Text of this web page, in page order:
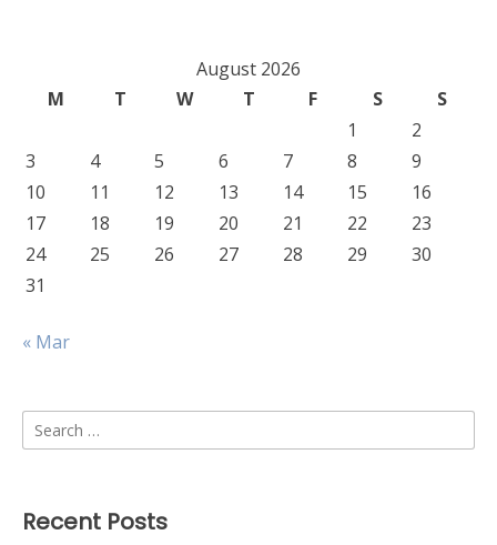
August 2026
M
T W T F S
S
1
2
3
4 5 6 7 8
9
10
11 12 13 14 15
16
17
18 19 20 21 22
23
24
25 26 27 28 29
30
31
« Mar
Search
for:
Recent Posts